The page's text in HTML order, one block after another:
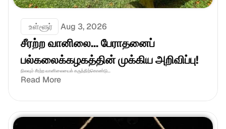
உள்ளூர் Aug 3, 2026
சீரற்ற வானிலை... பேராதனைப்
பல்கலைக்கழகத்தின் முக்கிய அறிவிப்பு!
நிலவும் சீரற்ற வானிலையைக் கருத்திற்கொண்டு...
Read More